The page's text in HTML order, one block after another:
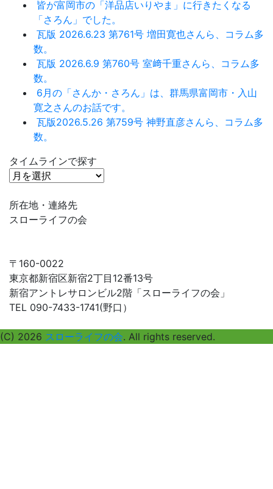
皆が富岡市の「洋品店いりやま」に行きたくなる
「さろん」でした。
瓦版 2026.6.23 第761号 増田寛也さんら、コラム多
数。
瓦版 2026.6.9 第760号 室﨑千重さんら、コラム多
数。
6月の「さんか・さろん」は、群馬県富岡市・入山
寛之さんのお話です。
瓦版2026.5.26 第759号 神野直彦さんら、コラム多
数。
タイムラインで探す
タ
ム
ラ
で
探
す
所在地・連絡先
スローライフの会
〒160-0022
東京都新宿区新宿2丁目12番13号
新宿アントレサロンビル2階「スローライフの会」
TEL 090-7433-1741(野口）
(C) 2026 スローライフの会. All rights reserved.